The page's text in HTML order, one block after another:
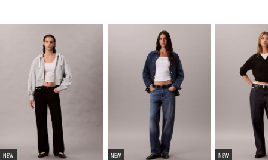
NEW NEW NEW